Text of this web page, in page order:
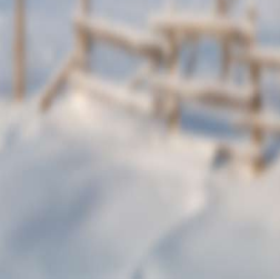
Canada